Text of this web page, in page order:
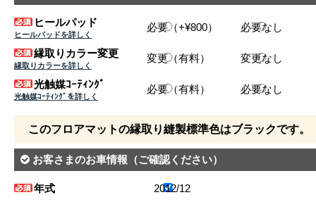
ヒールパッド
ヒールパッドを詳しく
必要（+¥800） 必要なし
縁取りカラー変更
縁取りカラーを詳しく
変更（有料） 変更なし
光触媒ｺｰﾃｨﾝｸﾞ
光触媒ｺｰﾃｨﾝｸﾞを詳しく
必要（有料） 必要なし
このフロアマットの縁取り縫製標準色はブラックです。
お客さまのお車情報 （ご確認ください）
年式
2012/12